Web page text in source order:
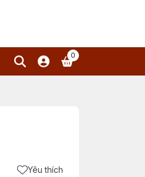
0
Yêu thích